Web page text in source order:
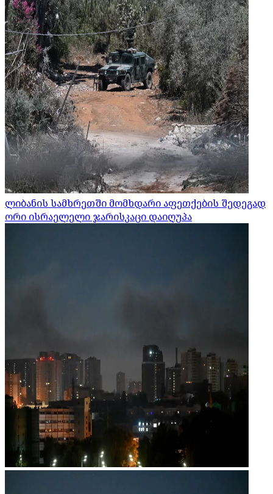
ლიბანის სამხრეთში მომხდარი აფეთქების შედეგად
ორი ისრაელელი ჯარისკაცი დაიღუპა